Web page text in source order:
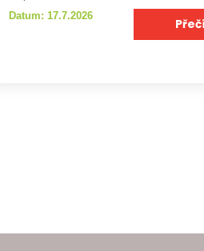
Datum: 17.7.2026